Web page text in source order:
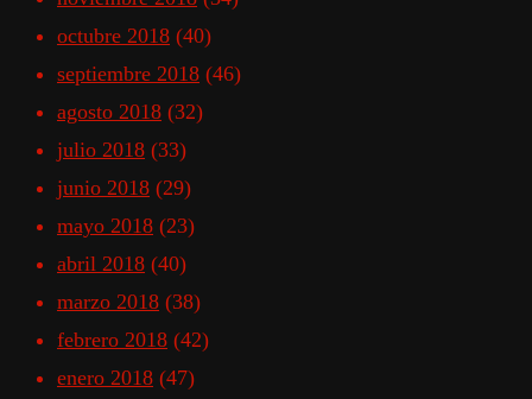
octubre 2018 (40)
septiembre 2018 (46)
agosto 2018 (32)
julio 2018 (33)
junio 2018 (29)
mayo 2018 (23)
abril 2018 (40)
marzo 2018 (38)
febrero 2018 (42)
enero 2018 (47)